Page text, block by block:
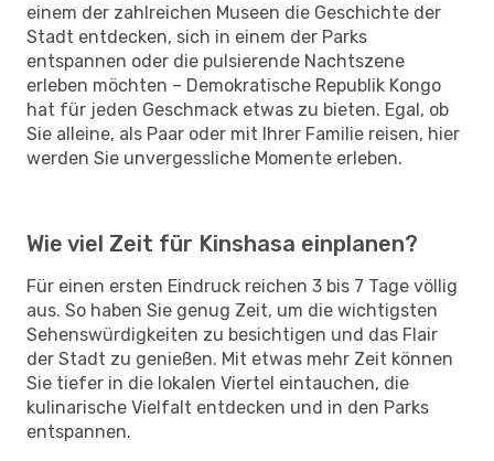
einem der zahlreichen Museen die Geschichte der
Stadt entdecken, sich in einem der Parks
entspannen oder die pulsierende Nachtszene
erleben möchten – Demokratische Republik Kongo
hat für jeden Geschmack etwas zu bieten. Egal, ob
Sie alleine, als Paar oder mit Ihrer Familie reisen, hier
werden Sie unvergessliche Momente erleben.
Wie viel Zeit für Kinshasa einplanen?
Für einen ersten Eindruck reichen 3 bis 7 Tage völlig
aus. So haben Sie genug Zeit, um die wichtigsten
Sehenswürdigkeiten zu besichtigen und das Flair
der Stadt zu genießen. Mit etwas mehr Zeit können
Sie tiefer in die lokalen Viertel eintauchen, die
kulinarische Vielfalt entdecken und in den Parks
entspannen.